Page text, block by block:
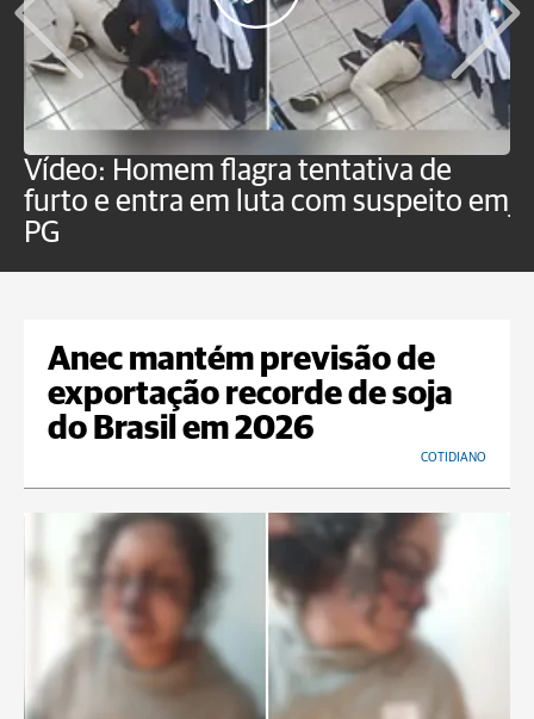
Vídeo: Homem flagra tentativa de
furto e entra em luta com suspeito em
PG
Anec mantém previsão de
exportação recorde de soja
do Brasil em 2026
COTIDIANO